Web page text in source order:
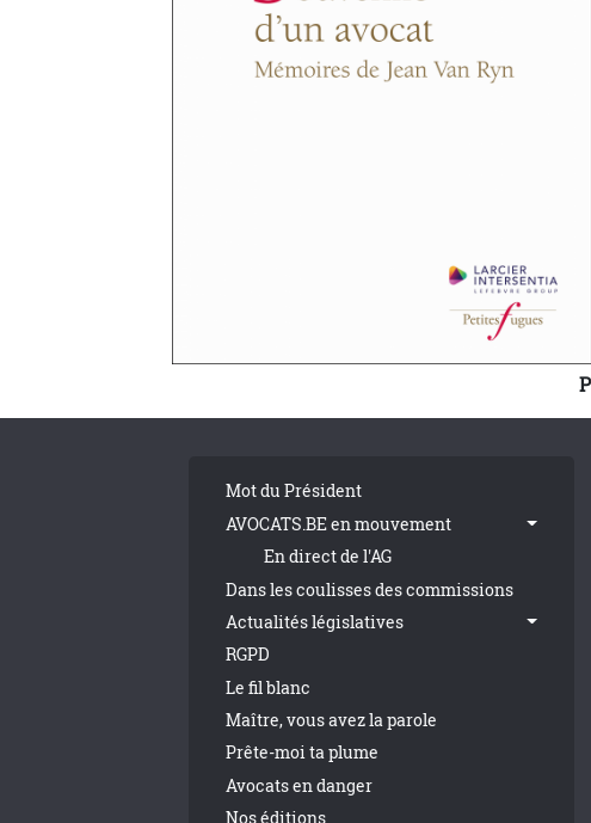
Tribune Footer
Mot du Président
AVOCATS.BE en mouvement
En direct de l'AG
Dans les coulisses des commissions
Actualités législatives
RGPD
Le fil blanc
Maître, vous avez la parole
Prête-moi ta plume
Avocats en danger
Nos éditions